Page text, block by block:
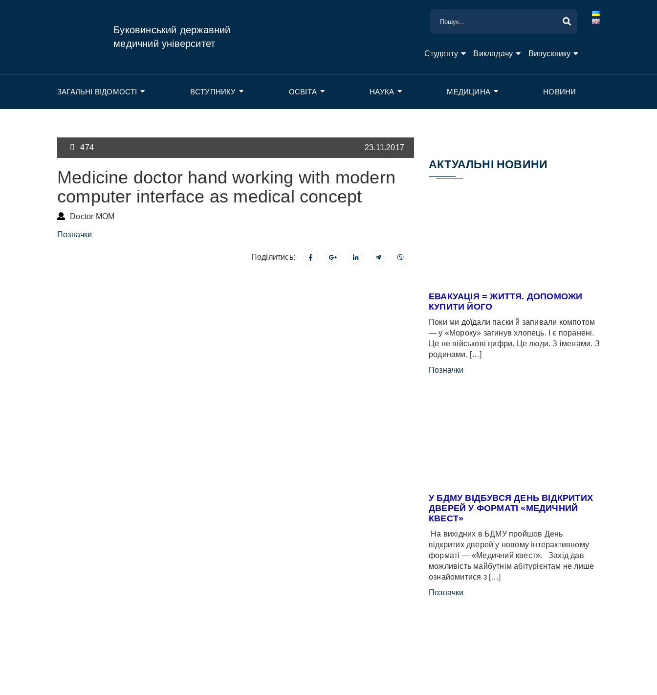
Буковинський державний
медичний університет
Студенту Викладачу Випускнику
ЗАГАЛЬНІ ВІДОМОСТІ ВСТУПНИКУ ОСВІТА НАУКА МЕДИЦИНА НОВИНИ
474 23.11.2017
Medicine doctor hand working with modern
computer interface as medical concept
Doctor MOM
Позначки
Поділитись:
АКТУАЛЬНІ НОВИНИ
ЕВАКУАЦІЯ = ЖИТТЯ. ДОПОМОЖИ
КУПИТИ ЙОГО
Поки ми доїдали паски й запивали компотом
— у «Мороку» загинув хлопець. І є поранені.
Це не військові цифри. Це люди. З іменами. З
родинами, […]
Позначки
У БДМУ ВІДБУВСЯ ДЕНЬ ВІДКРИТИХ
ДВЕРЕЙ У ФОРМАТІ «МЕДИЧНИЙ
КВЕСТ»
На вихідних в БДМУ пройшов День
відкритих дверей у новому інтерактивному
форматі — «Медичний квест». Захід дав
можливість майбутнім абітурієнтам не лише
ознайомитися з […]
Позначки